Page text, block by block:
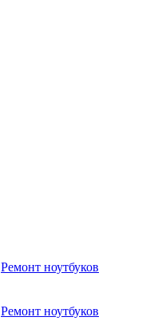
Ремонт ноутбуков
Ремонт ноутбуков